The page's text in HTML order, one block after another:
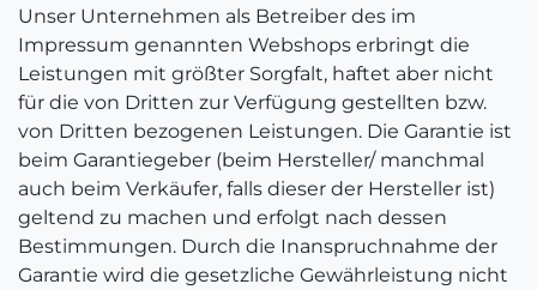
Unser Unternehmen als Betreiber des im
Impressum genannten Webshops erbringt die
Leistungen mit größter Sorgfalt, haftet aber nicht
für die von Dritten zur Verfügung gestellten bzw.
von Dritten bezogenen Leistungen. Die Garantie ist
beim Garantiegeber (beim Hersteller/ manchmal
auch beim Verkäufer, falls dieser der Hersteller ist)
geltend zu machen und erfolgt nach dessen
Bestimmungen. Durch die Inanspruchnahme der
Garantie wird die gesetzliche Gewährleistung nicht